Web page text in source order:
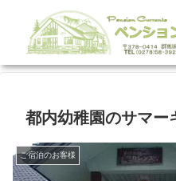
都内幼稚園のサマー
ご宿泊のお客様